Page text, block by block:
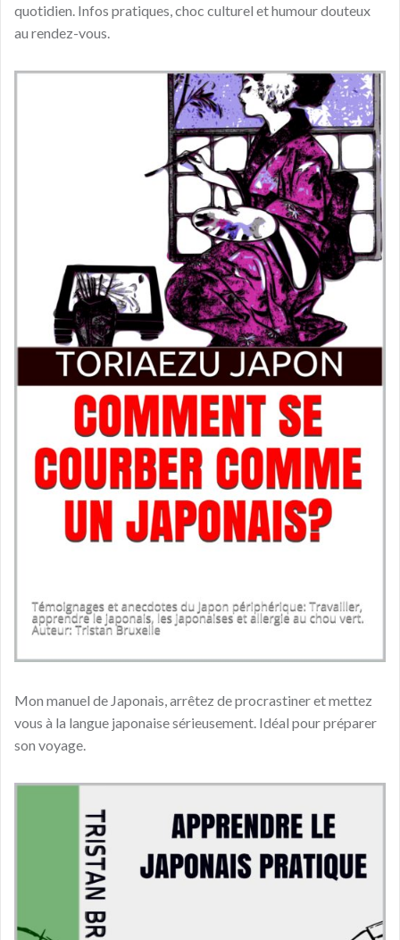
quotidien. Infos pratiques, choc culturel et humour douteux
au rendez-vous.
Mon manuel de Japonais, arrêtez de procrastiner et mettez
vous à la langue japonaise sérieusement. Idéal pour préparer
son voyage.